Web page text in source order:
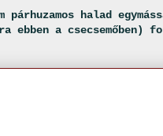
halad
ebben a